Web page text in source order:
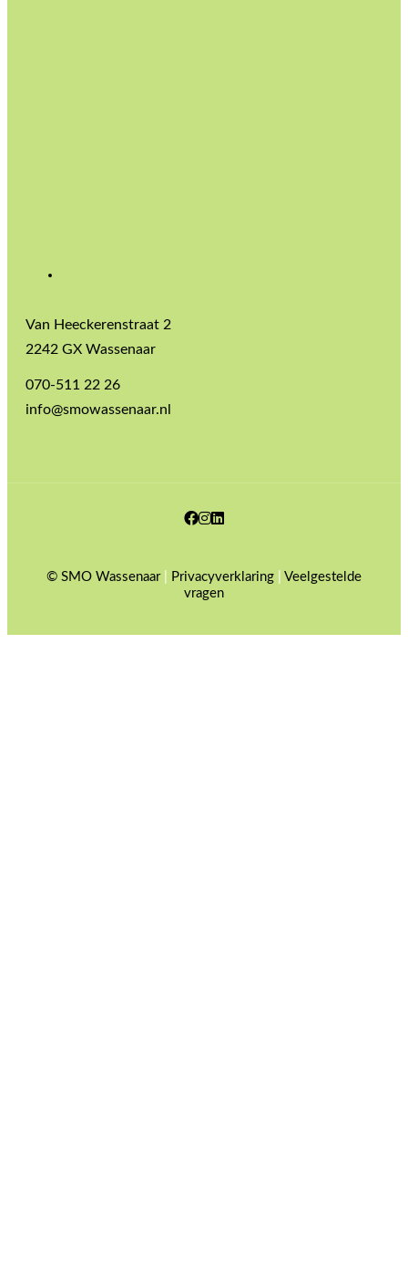
Van Heeckerenstraat 2
2242 GX Wassenaar
070-511 22 26
info@smowassenaar.nl
Facebook
Instagram
© SMO Wassenaar| Privacyverklaring
Veelgestelde
vragen